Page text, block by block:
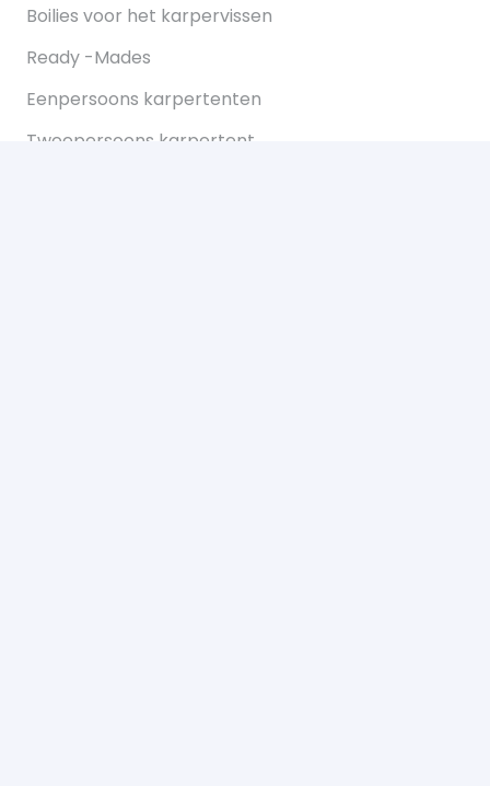
Boilies voor het karpervissen
Ready -Mades
Eenpersoons karpertenten
Tweepersoons karpertent